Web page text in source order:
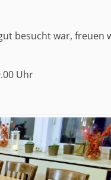
besucht war, freuen
Uhr